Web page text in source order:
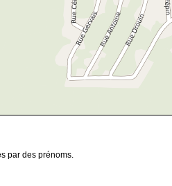
par des prénoms.